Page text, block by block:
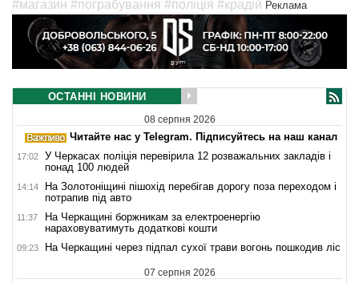
#магазин #пограбування #поліція #крадій Реклама
ОСТАННІ НОВИНИ
08 серпня 2026
Читайте нас у Telegram. Підписуйтесь на наш канал
17:02
У Черкасах поліція перевірила 12 розважальних закладів і
понад 100 людей
14:14
На Золотоніщині пішохід перебігав дорогу поза переходом і
потрапив під авто
11:37
На Черкащині боржникам за електроенергію
нараховуватимуть додаткові кошти
09:23 На Черкащині через підпал сухої трави вогонь пошкодив ліс
07 серпня 2026